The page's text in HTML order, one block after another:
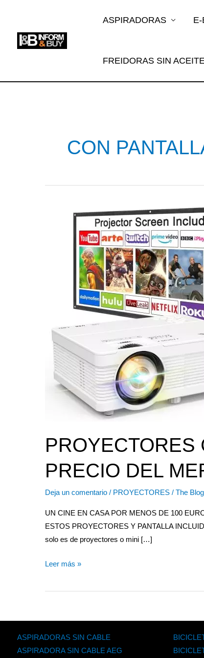
contenido
ASPIRADORAS
FREIDORAS SIN
CON
PROYECTORES
PRECIO DEL
Deja un comentario / PROYECTORES / The
UN CINE EN CASA POR MENOS DE 100
ESTOS PROYECTORES Y PANTALLA
solo es de proyectores o mini […]
PROYECTORES
Leer más »
ASPIRADORAS SIN CABLE
ASPIRADORA SIN CABLE AEG